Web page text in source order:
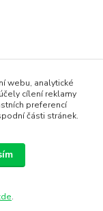
webu, analytické
cílení reklamy
preferencí
části stránek.
.